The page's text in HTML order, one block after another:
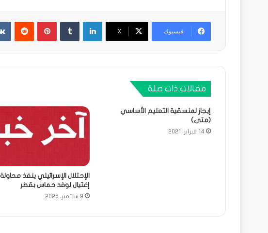
فيسبوك X
لينكدإن بينتيريست
مقالات ذات صلة
إيجاز لمنسقية التعليم الأساسي
(متى)
14 فبراير، 2021
الإحتلال الإسرائيلي ينفذ محاولة
إغتيال لوفد حماس بقطر
9 سبتمبر، 2025